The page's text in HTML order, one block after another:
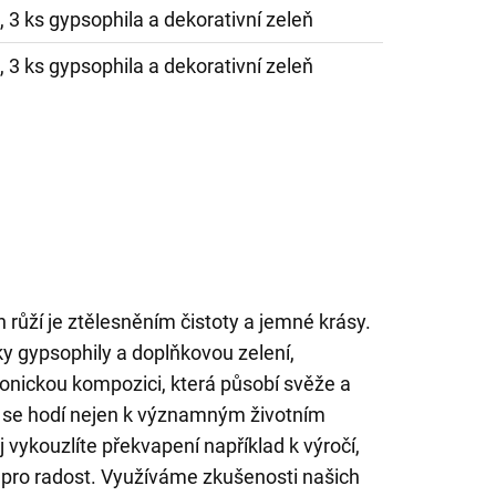
3 ks gypsophila a dekorativní zeleň
3 ks gypsophila a dekorativní zeleň
růží je ztělesněním čistoty a jemné krásy.
gypsophily a doplňkovou zelení,
kompozici, která působí svěže a
hodí nejen k významným životním
překvapení například k výročí,
radost. Využíváme zkušenosti našich